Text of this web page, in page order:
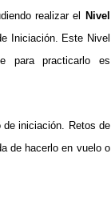
realizar el
Nivel
Iniciación. Este Nivel
para practicarlo es
de iniciación. Retos de
de hacerlo en vuelo o